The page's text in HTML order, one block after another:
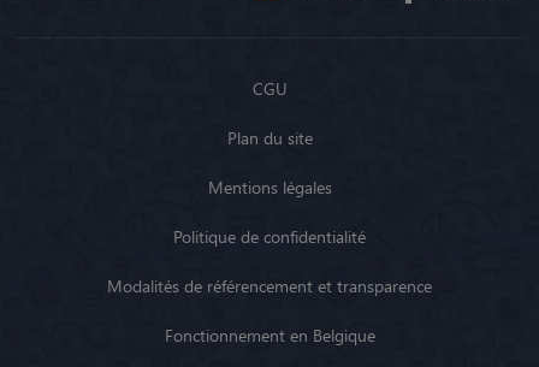
CGU
Plan du site
Mentions légales
Politique de confidentialité
Modalités de référencement et transparence
Fonctionnement en Belgique